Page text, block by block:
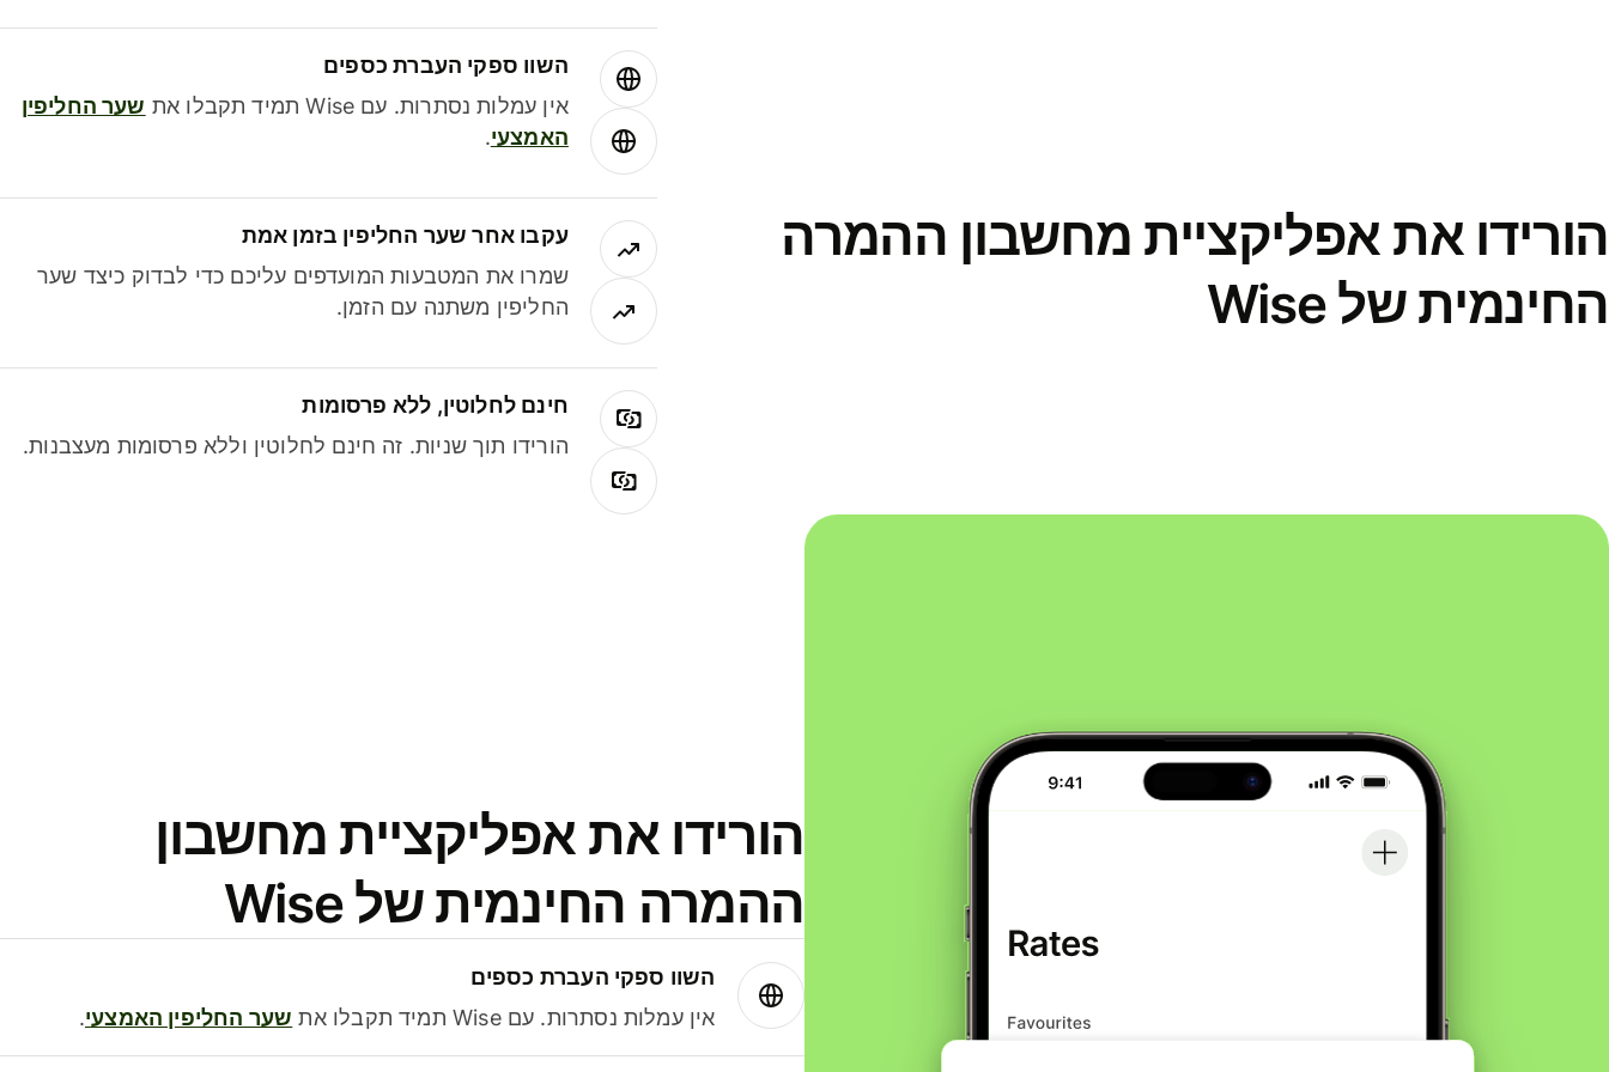
הורידו את אפליקציית מחשבון ההמרה
החינמית של Wise
השוו ספקי העברת כספים
אין עמלות נסתרות. עם Wise תמיד תקבלו את
שער החליפין
האמצעי.
עקבו אחר שער החליפין בזמן אמת
שמרו את המטבעות המועדפים עליכם כדי לבדוק כיצד שער
החליפין משתנה עם הזמן.
חינם לחלוטין, ללא פרסומות
הורידו תוך שניות. זה חינם לחלוטין וללא פרסומות מעצבנות.
הורידו את אפליקציית מחשבון
ההמרה החינמית של Wise
השוו ספקי העברת כספים
אין עמלות נסתרות. עם Wise תמיד תקבלו את
שער החליפין האמצעי.